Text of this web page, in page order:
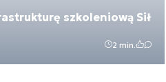
szkoleniową Sił
2 min.